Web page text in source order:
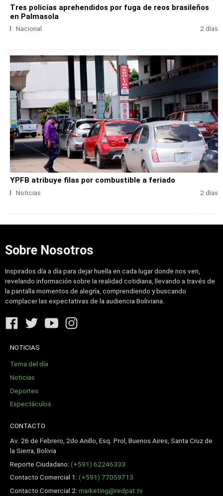
Tres policías aprehendidos por fuga de reos brasileños
en Palmasola
Nacional 2 días
YPFB atribuye filas por combustible a feriado
Noticias 2 días
Sobre Nosotros
Inspirados día a día para dejar huella en cada lugar donde nos ven,
revelando información sobre la realidad cotidiana, llevando a través de
la pantalla momentos de alegría, comprendiendo y buscando
complacer las expectativas de la audiencia Boliviana.
NOTICIAS
Tema del día
Noticias
Deportes
Espectáculos
CONTACTO
Av. 26 de Febrero, 2do Anillo, Esq. Prol, Buenos Aires, Santa Cruz de
la Sierra, Bolivia
Reporte Ciudadano:(+591) 62246333
Contacto Comercial 1:(+591) 77059713
Contacto Comercial 2:marketing@redpat.tv